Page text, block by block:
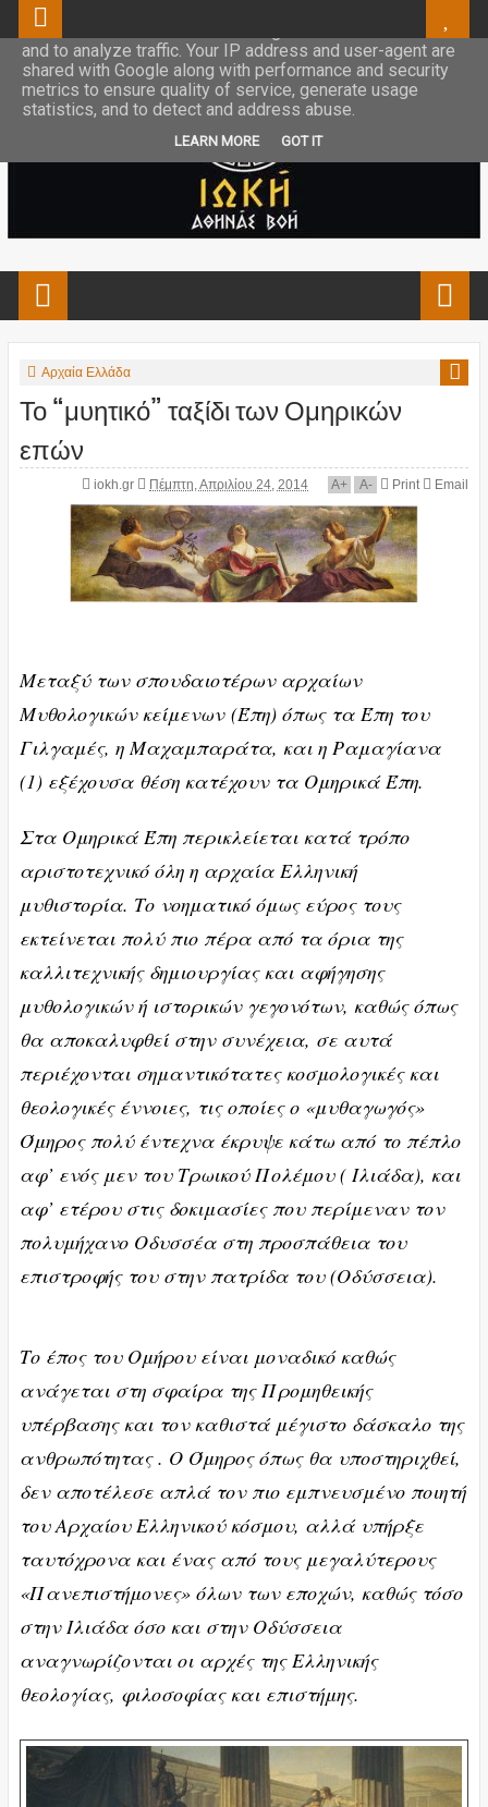
Αρχαία Ελλάδα
Το “μυητικό” ταξίδι των Ομηρικών
επών
iokh.gr Πέμπτη, Απριλίου 24, 2014 A+ A- Print Email
Μεταξύ των σπουδαιοτέρων αρχαίων
Μυθολογικών κείμενων (Έπη) όπως τα Έπη του
Γιλγαμές, η Μαχαμπαράτα, και η Ραμαγίανα
(1) εξέχουσα θέση κατέχουν τα Ομηρικά Έπη.
Στα Ομηρικά Έπη περικλείεται κατά τρόπο
αριστοτεχνικό όλη η αρχαία Ελληνική
μυθιστορία. Το νοηματικό όμως εύρος τους
εκτείνεται πολύ πιο πέρα από τα όρια της
καλλιτεχνικής δημιουργίας και αφήγησης
μυθολογικών ή ιστορικών γεγονότων, καθώς όπως
θα αποκαλυφθεί στην συνέχεια, σε αυτά
περιέχονται σημαντικότατες κοσμολογικές και
θεολογικές έννοιες, τις οποίες ο «μυθαγωγός»
Όμηρος πολύ έντεχνα έκρυψε κάτω από το πέπλο
αφ’ ενός μεν του Τρωικού Πολέμου ( Ιλιάδα), και
αφ’ ετέρου στις δοκιμασίες που περίμεναν τον
πολυμήχανο Οδυσσέα στη προσπάθεια του
επιστροφής του στην πατρίδα του (Οδύσσεια).
Το έπος του Ομήρου είναι μοναδικό καθώς
ανάγεται στη σφαίρα της Προμηθεικής
υπέρβασης και τον καθιστά μέγιστο δάσκαλο της
ανθρωπότητας . Ο Όμηρος όπως θα υποστηριχθεί,
δεν αποτέλεσε απλά τον πιο εμπνευσμένο ποιητή
του Αρχαίου Ελληνικού κόσμου, αλλά υπήρξε
ταυτόχρονα και ένας από τους μεγαλύτερους
«Πανεπιστήμονες» όλων των εποχών, καθώς τόσο
στην Ιλιάδα όσο και στην Οδύσσεια
αναγνωρίζονται οι αρχές της Ελληνικής
θεολογίας, φιλοσοφίας και επιστήμης.
This site uses cookies from Google to deliver its services
and to analyze traffic. Your IP address and user-agent are
shared with Google along with performance and security
metrics to ensure quality of service, generate usage
statistics, and to detect and address abuse.
LEARN MORE GOT IT